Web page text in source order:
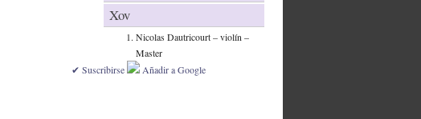
Xov
Nicolas Dautricourt – violín –
Master
✔ Suscribirse
Añadir a Google